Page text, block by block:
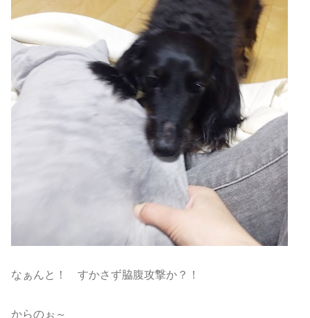
なぁんと！ すかさず脇腹攻撃か？！
からのぉ～